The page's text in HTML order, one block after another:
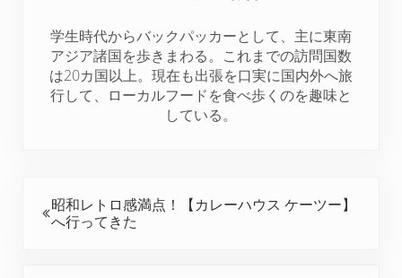
r o
k
e
s
t
n
学生時代からバックパッカーとして、主に東南
アジア諸国を歩きまわる。これまでの訪問国数
は20カ国以上。現在も出張を口実に国内外へ旅
行して、ローカルフードを食べ歩くのを趣味と
している。
昭和レトロ感満点！【カレーハウス ケーツー】
へ行ってきた